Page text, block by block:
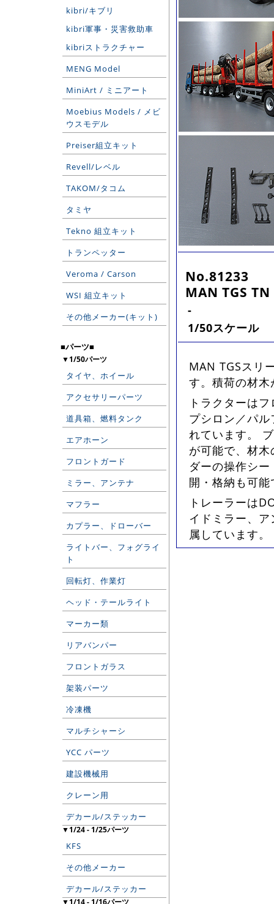
kibri/キブリ
kibri軍事・災害救助車
kibriストラクチャー
MENG Model
MiniArt / ミニアート
Moebius Models / メビ
ウスモデル
Preiser組立キット
Revell/レベル
TAKOM/タコム
タミヤ
Tekno 組立キット
トランペッター
Veroma / Carson
WSI 組立キット
その他メーカー(キット)
■パーツ■
▼1/50パーツ
タイヤ、ホイール
アクセサリーパーツ
道具箱、燃料タンク
エアホーン
フロントガード
ミラー、アンテナ
マフラー
カプラー、ドローバー
ライトバー、フォグライ
ト
回転灯、作業灯
ヘッド・テールライト
マーカー類
リアバンパー
フロントガラス
架装パーツ
冷凍機
マルチシャーシ
YCC パーツ
建設機械用
クレーン用
デカール/ステッカー
▼1/24 - 1/25パーツ
KFS
その他メーカー
デカール/ステッカー
▼1/14 - 1/16パーツ
No.81233
MAN TGS
-
1/50スケール
MAN TGSスリ
す。積荷の材
トラクターは
プシロン／パ
れています。
が可能で、材
ダーの操作シ
開・格納も可能
トレーラーは
イドミラー、
属しています